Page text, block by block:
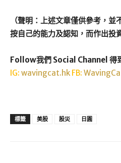
（聲明：上述文章僅供參考，
按自己的能力及認知，而作出投
Follow我們 Social Channel 得
IG: wavingcat.hk FB:
標籤 美股 股災 日圓